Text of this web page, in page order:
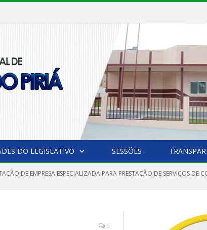
DO LEGISLATIVO SESSÕES
DE EMPRESA ESPECIALIZADA PARA PRESTAÇÃO DE SERVIÇOS DE
0